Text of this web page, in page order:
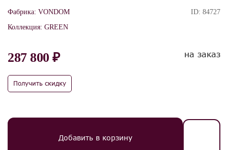
Фабрика: VONDOM
Коллекция: GREEN
ID: 84727
287 800 ₽
Получить скидку
на заказ
Добавить в корзину